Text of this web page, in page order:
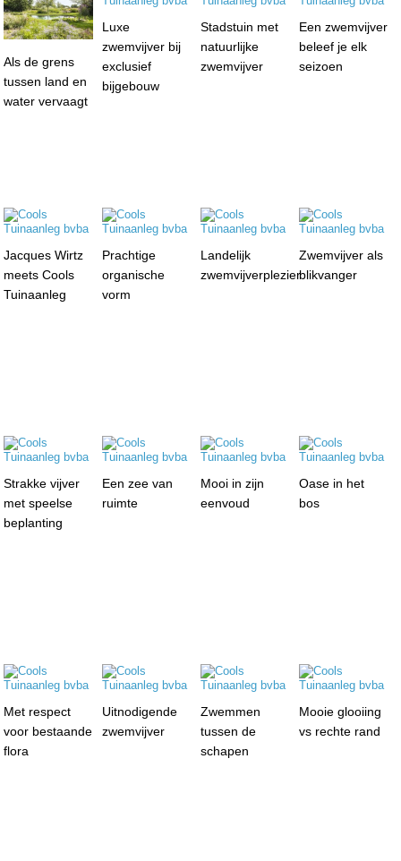
Als de grens
tussen land en
water vervaagt
Luxe
zwemvijver bij
exclusief
bijgebouw
Stadstuin met
natuurlijke
zwemvijver
Een zwemvijver
beleef je elk
seizoen
Jacques Wirtz
meets Cools
Tuinaanleg
Prachtige
organische
vorm
Landelijk
zwemvijverplezier
Zwemvijver als
blikvanger
Strakke vijver
met speelse
beplanting
Een zee van
ruimte
Mooi in zijn
eenvoud
Oase in het
bos
Met respect
voor bestaande
flora
Uitnodigende
zwemvijver
Zwemmen
tussen de
schapen
Mooie glooiing
vs rechte rand